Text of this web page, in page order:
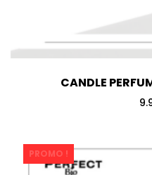
CANDLE
PROMO !